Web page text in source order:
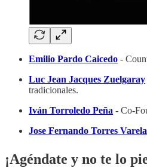
Emilio Pardo Caicedo -
Luc Jean Jacques Zuelgaray
tradicionales.
Iván Torroledo Peña - Co-
Jose Fernando Torres Varela
¡Agéndate y no te lo